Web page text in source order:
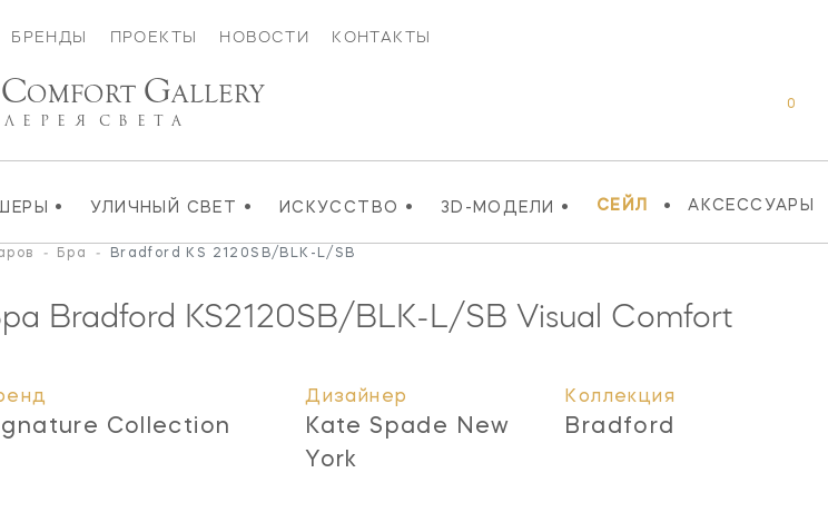
БРЕНДЫ ПРОЕКТЫ НОВОСТИ КОНТАКТЫ
• УЛИЧНЫЙ СВЕТ • ИСКУССТВО • 3D-МОДЕЛИ • СЕЙЛ • АКСЕССУАРЫ
0
COMFORT GALLERY
СВЕТА
- Бра - Bradford KS 2120SB/BLK-L/SB
Bradford KS2120SB/BLK-L/SB Visual Comfort
Collection
Дизайнер
Kate Spade New
York
Коллекция
Bradford